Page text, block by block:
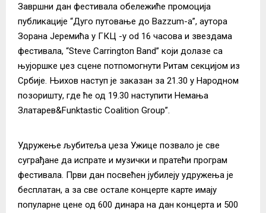
Завршни дан фестивала обележиће промоција
публикaције “Дугo путoвање до Bazzum-a”, аутора
Зорана Јеремића у ГКЦ -у od 16 часова и звездама
фестивала, “Steve Carrington Band” који долазе са
њујоршке џез сцене потпомогнути Ритам секцијом из
Србије. Њихов наступ је заказан за 21.30 у Народном
позоришту, где ће од 19.30 наступити Немања
Златарев&Funktastic Coalition Group”.
Удружење љубитеља џеза Ужице позвало је све
суграђане да испрате и музички и пратећи програм
фестивала. Први дан посвећен јубилеју удружења је
бесплатан, а за све остале концерте карте имају
популарне цене од 600 динара на дан концерта и 500